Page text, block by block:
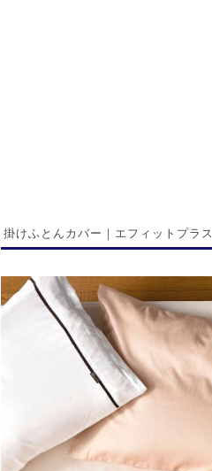
掛けふとんカバー｜エフィットプラス